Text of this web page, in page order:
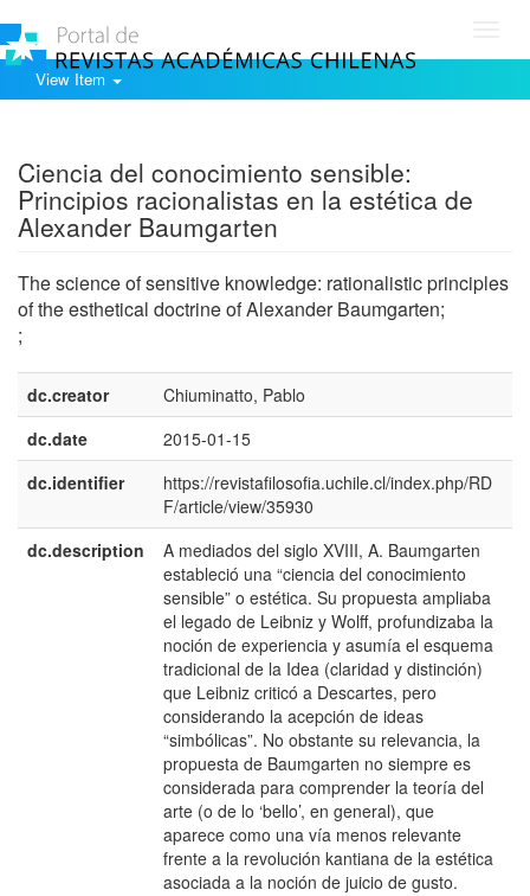
View Item
Ciencia del conocimiento sensible:
Principios racionalistas en la estética de
Alexander Baumgarten
The science of sensitive knowledge: rationalistic principles
of the esthetical doctrine of Alexander Baumgarten;
;
dc.creator
Chiuminatto, Pablo
dc.date
2015-01-15
dc.identifier
https://revistafilosofia.uchile.cl/index.php/RD
F/article/view/35930
dc.description
A mediados del siglo XVIII, A. Baumgarten
estableció una “ciencia del conocimiento
sensible” o estética. Su propuesta ampliaba
el legado de Leibniz y Wolff, profundizaba la
noción de experiencia y asumía el esquema
tradicional de la Idea (claridad y distinción)
que Leibniz criticó a Descartes, pero
considerando la acepción de ideas
“simbólicas”. No obstante su relevancia, la
propuesta de Baumgarten no siempre es
considerada para comprender la teoría del
arte (o de lo ‘bello’, en general), que
aparece como una vía menos relevante
frente a la revolución kantiana de la estética
asociada a la noción de juicio de gusto.